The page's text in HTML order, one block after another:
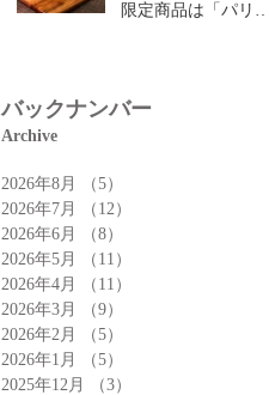
限定商品は「パリパ
バックナンバー
Archive
2026年8月 （5）
2026年7月
（12）
2026年6月
（8）
2026年5月
（11）
2026年4月
（11）
2026年3月
（9）
2026年2月
（5）
2026年1月
（5）
2025年12月
（3）